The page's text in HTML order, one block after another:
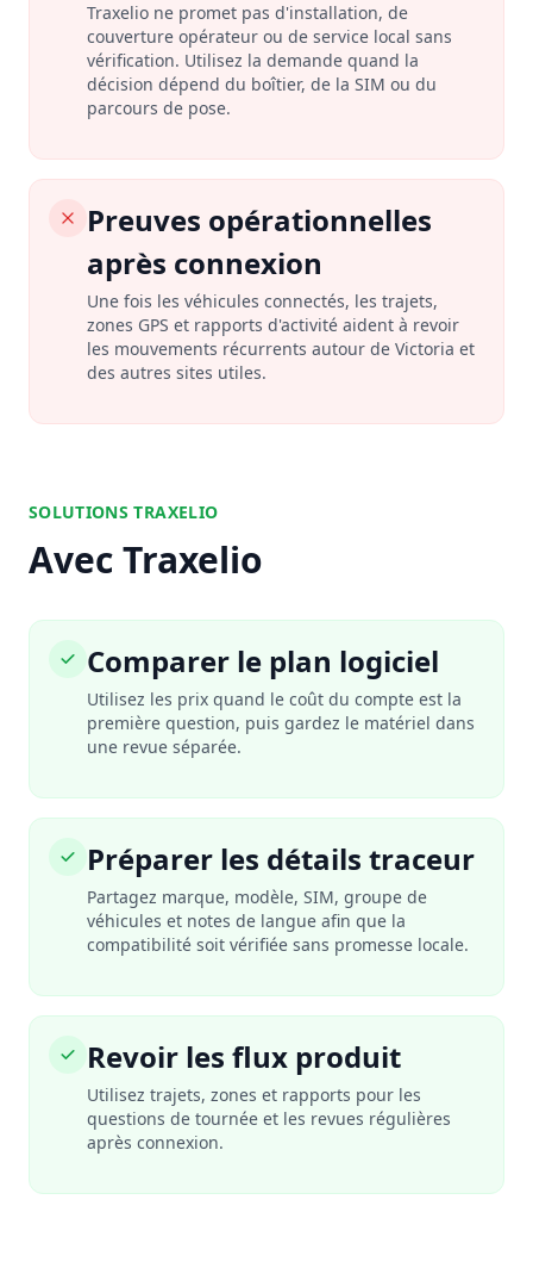
Traxelio ne promet pas d'installation, de
couverture opérateur ou de service local sans
vérification. Utilisez la demande quand la
décision dépend du boîtier, de la SIM ou du
parcours de pose.
Preuves opérationnelles
après connexion
Une fois les véhicules connectés, les trajets,
zones GPS et rapports d'activité aident à revoir
les mouvements récurrents autour de Victoria et
des autres sites utiles.
SOLUTIONS TRAXELIO
Avec Traxelio
Comparer le plan logiciel
Utilisez les prix quand le coût du compte est la
première question, puis gardez le matériel dans
une revue séparée.
Préparer les détails traceur
Partagez marque, modèle, SIM, groupe de
véhicules et notes de langue afin que la
compatibilité soit vérifiée sans promesse locale.
Revoir les flux produit
Utilisez trajets, zones et rapports pour les
questions de tournée et les revues régulières
après connexion.